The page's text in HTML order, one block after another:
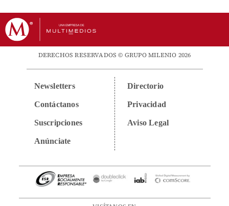
DERECHOS RESERVADOS © GRUPO MILENIO 2026
Newsletters
Contáctanos
Suscripciones
Anúnciate
Directorio
Privacidad
Aviso Legal